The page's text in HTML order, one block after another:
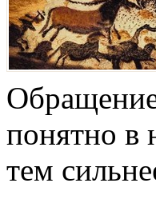
понятно в
тем